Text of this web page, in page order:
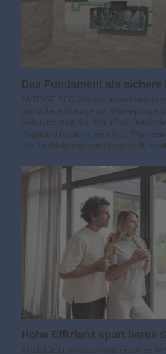
Das Fundament als sichere
ANZEIGE ACO
und sichere Montage der Wärmepumpe
Gebäuden trägt das WaterTech-
jüngsten Innovation, dem ACO
Aus Hochleistungsbeton hergestellt,
Hohe Effizienz spart bares
ANZEIGE Luft-Wasser-Wärmepumpe